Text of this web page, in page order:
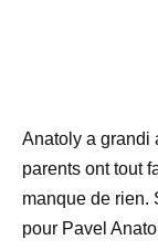
Anatoly a grandi
parents ont tout
manque de rien.
pour Pavel